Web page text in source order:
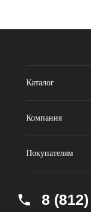
Каталог
Компания
Покупателям